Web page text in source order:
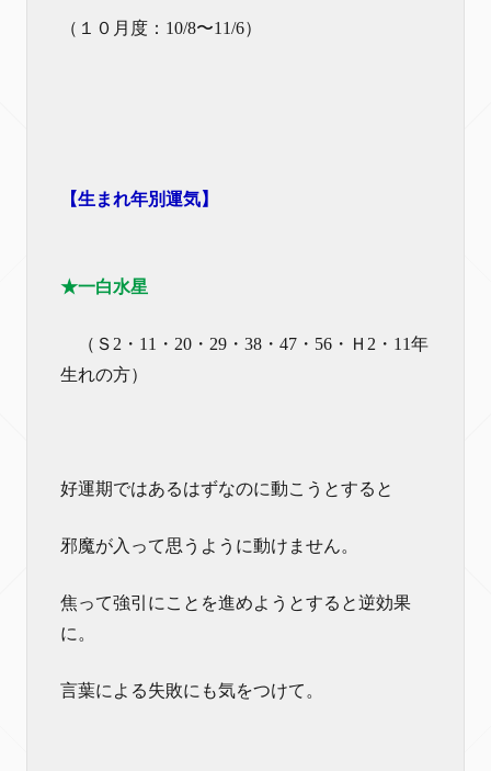
（１０月度：10/8〜11/6）
【生まれ年別運気】
★一白水星
（Ｓ2・11・20・29・38・47・56・Ｈ2・11年
生れの方）
好運期ではあるはずなのに動こうとすると
邪魔が入って思うように動けません。
焦って強引にことを進めようとすると逆効果
に。
言葉による失敗にも気をつけて。